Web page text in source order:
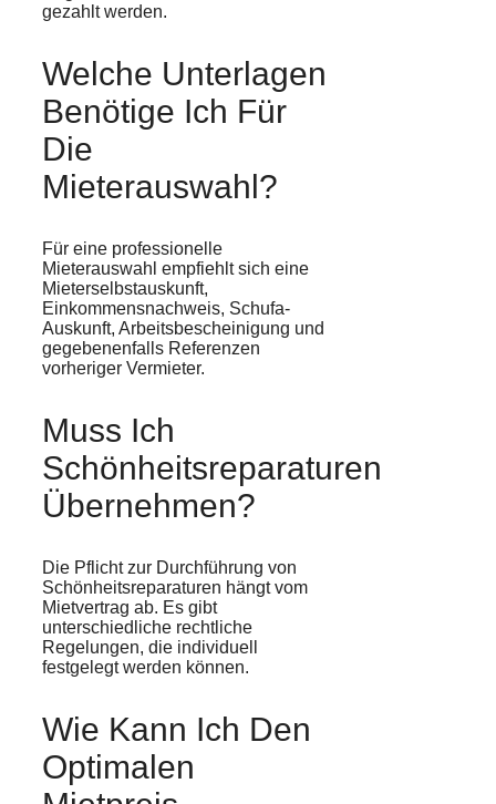
gezahlt werden.
Welche Unterlagen
Benötige Ich Für
Die
Mieterauswahl?
Für eine professionelle
Mieterauswahl empfiehlt sich eine
Mieterselbstauskunft,
Einkommensnachweis, Schufa-
Auskunft, Arbeitsbescheinigung und
gegebenenfalls Referenzen
vorheriger Vermieter.
Muss Ich
Schönheitsreparaturen
Übernehmen?
Die Pflicht zur Durchführung von
Schönheitsreparaturen hängt vom
Mietvertrag ab. Es gibt
unterschiedliche rechtliche
Regelungen, die individuell
festgelegt werden können.
Wie Kann Ich Den
Optimalen